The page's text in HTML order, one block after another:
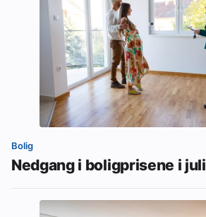
Bolig
Nedgang i boligprisene i juli